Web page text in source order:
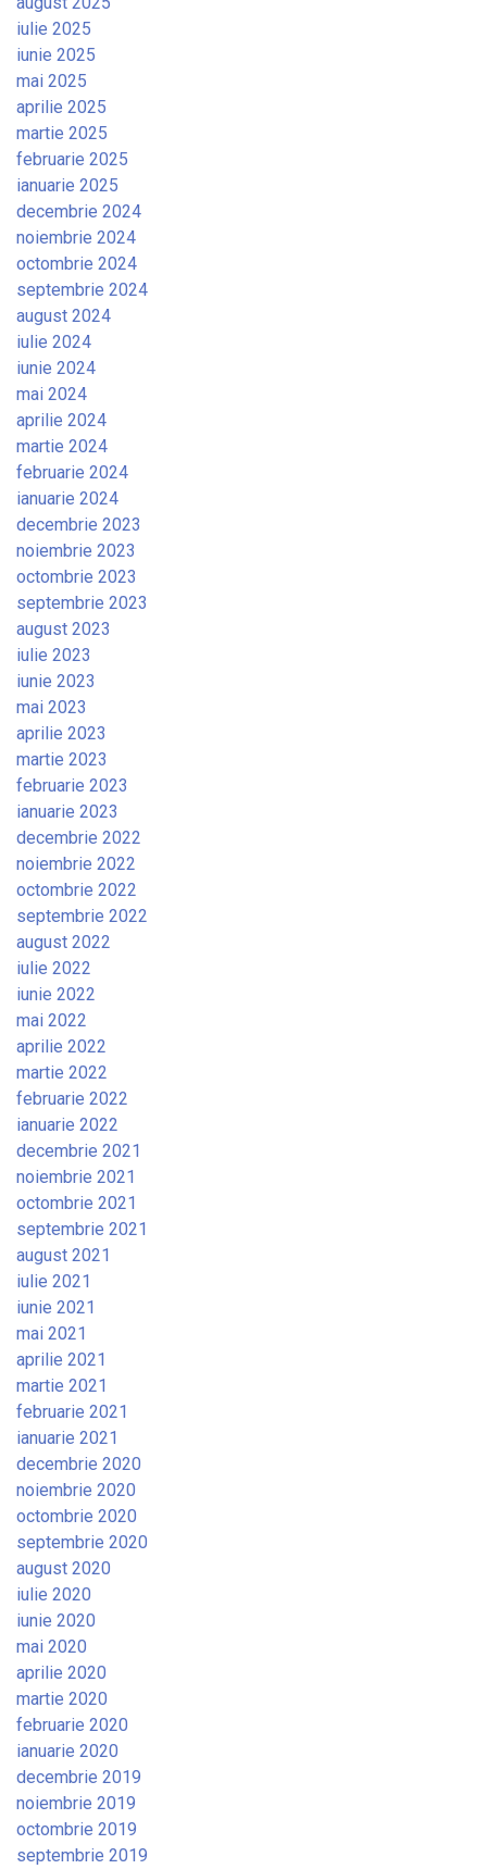
iulie 2025
iunie 2025
mai 2025
aprilie 2025
martie 2025
februarie 2025
ianuarie 2025
decembrie 2024
noiembrie 2024
octombrie 2024
septembrie 2024
august 2024
iulie 2024
iunie 2024
mai 2024
aprilie 2024
martie 2024
februarie 2024
ianuarie 2024
decembrie 2023
noiembrie 2023
octombrie 2023
septembrie 2023
august 2023
iulie 2023
iunie 2023
mai 2023
aprilie 2023
martie 2023
februarie 2023
ianuarie 2023
decembrie 2022
noiembrie 2022
octombrie 2022
septembrie 2022
august 2022
iulie 2022
iunie 2022
mai 2022
aprilie 2022
martie 2022
februarie 2022
ianuarie 2022
decembrie 2021
noiembrie 2021
octombrie 2021
septembrie 2021
august 2021
iulie 2021
iunie 2021
mai 2021
aprilie 2021
martie 2021
februarie 2021
ianuarie 2021
decembrie 2020
noiembrie 2020
octombrie 2020
septembrie 2020
august 2020
iulie 2020
iunie 2020
mai 2020
aprilie 2020
martie 2020
februarie 2020
ianuarie 2020
decembrie 2019
noiembrie 2019
octombrie 2019
septembrie 2019